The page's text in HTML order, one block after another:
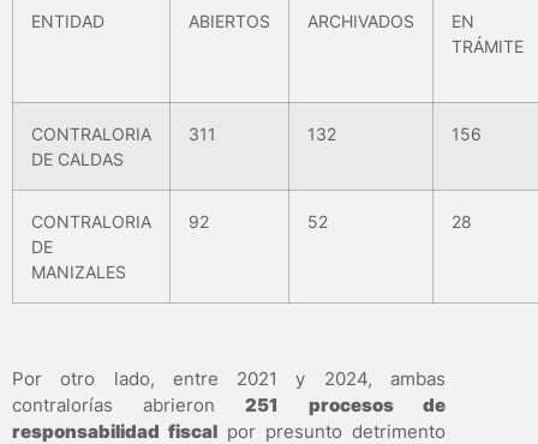
ENTIDAD ABIERTOS ARCHIVADOS
EN
TRÁMITE
CONTRALORIA
DE CALDAS
311 132 156
CONTRALORIA
DE
MANIZALES
92 52 28
Por otro lado, entre 2021 y 2024, ambas
contralorías abrieron251 procesos de
responsabilidad fiscalpor presunto detrimento